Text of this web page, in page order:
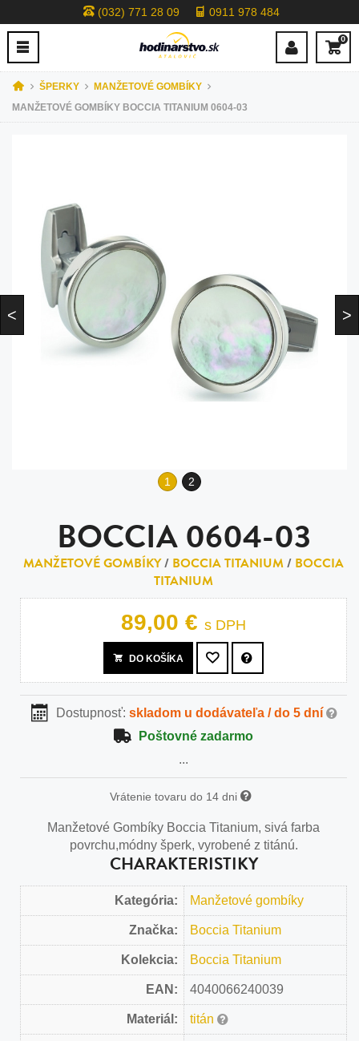
(032) 771 28 09 0911 978 484
0
ŠPERKY
MANŽETOVÉ GOMBÍKY
MANŽETOVÉ GOMBÍKY BOCCIA TITANIUM 0604-03
1 2
BOCCIA 0604-03
MANŽETOVÉ GOMBÍKY/ BOCCIA TITANIUM/ BOCCIA
TITANIUM
89,00 € s DPH
DO KOŠÍKA
Dostupnosť: skladom u dodávateľa / do 5 dní
Poštovné zadarmo
...
Vrátenie tovaru do 14 dni
Manžetové Gombíky Boccia Titanium, sivá farba
povrchu,módny šperk, vyrobené z titánú.
CHARAKTERISTIKY
Kategória: Manžetové gombíky
Značka: Boccia Titanium
Kolekcia: Boccia Titanium
EAN: 4040066240039
Materiál: titán